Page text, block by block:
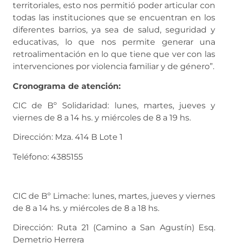
territoriales, esto nos permitió poder articular con
todas las instituciones que se encuentran en los
diferentes barrios, ya sea de salud, seguridad y
educativas, lo que nos permite generar una
retroalimentación en lo que tiene que ver con las
intervenciones por violencia familiar y de género”.
Cronograma de atención:
CIC de Bº Solidaridad: lunes, martes, jueves y
viernes de 8 a 14 hs. y miércoles de 8 a 19 hs.
Dirección: Mza. 414 B Lote 1
Teléfono: 4385155
CIC de Bº Limache: lunes, martes, jueves y viernes
de 8 a 14 hs. y miércoles de 8 a 18 hs.
Dirección: Ruta 21 (Camino a San Agustín) Esq.
Demetrio Herrera